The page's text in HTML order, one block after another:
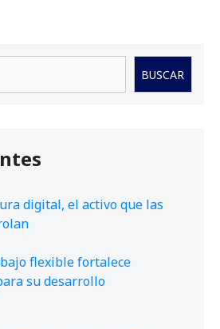
BUSCAR
digital, el activo que las
flexible fortalece
su desarrollo